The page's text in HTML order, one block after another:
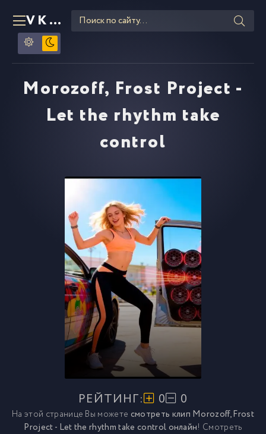
VKLIPE RU
Morozoff, Frost Project -
Let the rhythm take
control
РЕЙТИНГ: 0 0
На этой странице Вы можете смотреть клип Morozoff, Frost
Project - Let the rhythm take control онлайн! Смотреть